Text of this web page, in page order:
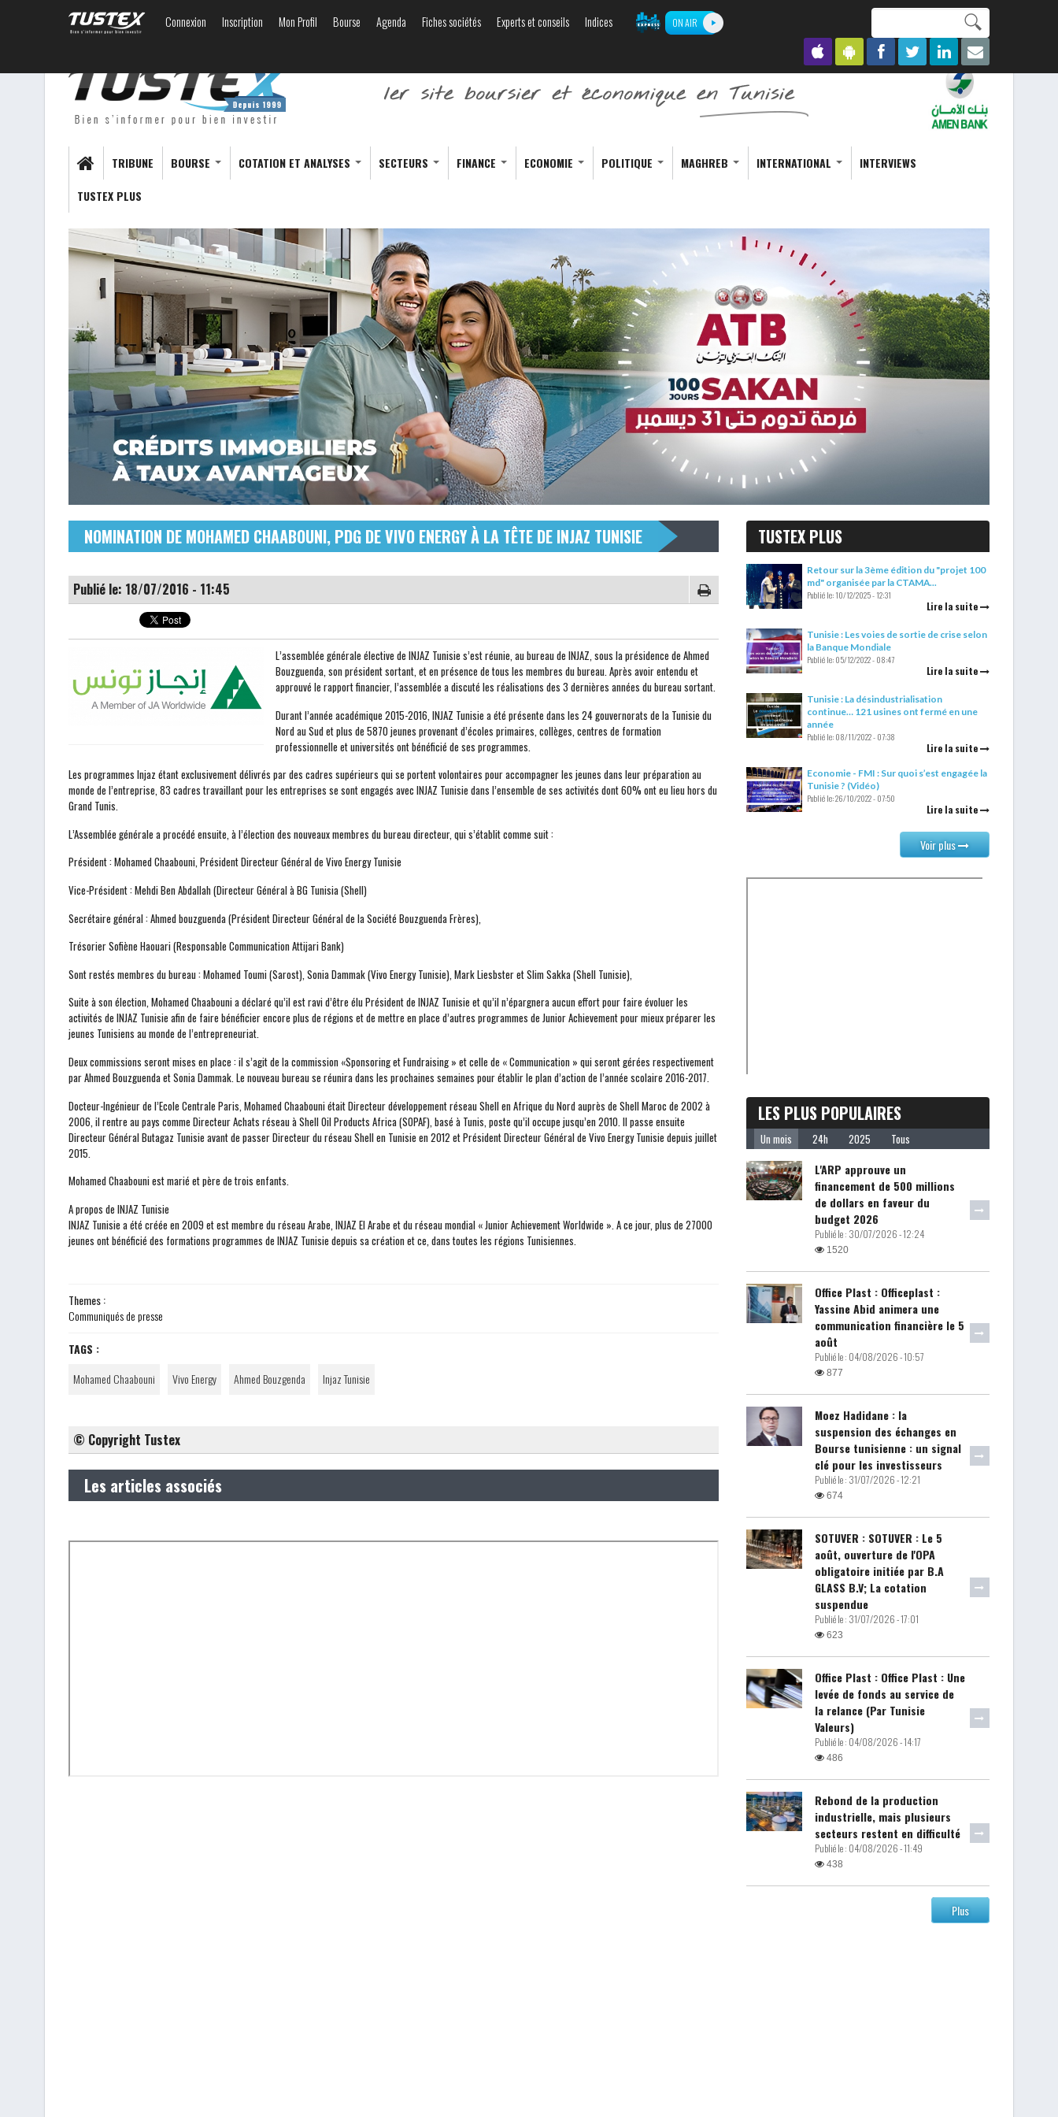
contenu
principal
Connexion Inscription Mon Profil Bourse Agenda Fiches sociétés Experts et conseils Indices ON AIR
recherche
TRIBUNE BOURSE COTATION ET ANALYSES SECTEURS FINANCE ECONOMIE POLITIQUE MAGHREB INTERNATIONAL
INTERVIEWS
TUSTEX PLUS
NOMINATION DE MOHAMED CHAABOUNI, PDG DE VIVO ENERGY À LA TÊTE DE INJAZ TUNISIE
Publié le: 18/07/2016 - 11:45
L’assemblée générale élective de INJAZ Tunisie s’est réunie, au bureau de INJAZ, sous la présidence de Ahmed
Bouzguenda, son président sortant, et en présence de tous les membres du bureau.Après avoir entendu et
approuvé le rapport financier, l’assemblée a discuté les réalisations des 3 dernières années du bureau sortant.
Durant l’année académique 2015-2016, INJAZ Tunisie a été présente dans les 24 gouvernorats de la Tunisie du
Nord au Sud et plus de 5870 jeunes provenant d’écoles primaires, collèges, centres de formation
professionnelle et universités ont bénéficié de ses programmes.
Les programmes Injaz étant exclusivement délivrés par des cadres supérieurs qui se portent volontaires pour accompagner les jeunes dans leur préparation au
monde de l’entreprise, 83 cadres travaillant pour les entreprises se sont engagés avec INJAZ Tunisie dans l’ensemble de ses activités dont 60% ont eu lieu hors du
Grand Tunis.
L’Assemblée générale a procédé ensuite, à l’élection des nouveaux membres du bureau directeur, qui s’établit comme suit :
Président : Mohamed Chaabouni, Président Directeur Général de Vivo Energy Tunisie
Vice-Président : Mehdi Ben Abdallah (Directeur Général à BG Tunisia (Shell)
Secrétaire général : Ahmed bouzguenda (Président Directeur Général de la Société Bouzguenda Frères),
Trésorier Sofiène Haouari (Responsable Communication Attijari Bank)
Sont restés membres du bureau : Mohamed Toumi (Sarost), Sonia Dammak (Vivo Energy Tunisie), Mark Liesbster et Slim Sakka (Shell Tunisie),
Suite à son élection, Mohamed Chaabouni a déclaré qu’il est ravi d’être élu Président de INJAZ Tunisie et qu’il n’épargnera aucun effort pour faire évoluer les
activités de INJAZ Tunisie afin de faire bénéficier encore plus de régions et de mettre en place d’autres programmes de Junior Achievement pour mieux préparer les
jeunes Tunisiens au monde de l’entrepreneuriat.
Deux commissions seront mises en place : il s’agit de la commission «Sponsoring et Fundraising » et celle de « Communication » qui seront gérées respectivement
par Ahmed Bouzguenda et Sonia Dammak. Le nouveau bureau se réunira dans les prochaines semaines pour établir le plan d’action de l’année scolaire 2016-2017.
Docteur-Ingénieur de l’Ecole Centrale Paris, Mohamed Chaabouni était Directeur développement réseau Shell en Afrique du Nord auprès de Shell Maroc de 2002 à
2006, il rentre au pays comme Directeur Achats réseau à Shell Oil Products Africa (SOPAF), basé à Tunis, poste qu’il occupe jusqu’en 2010. Il passe ensuite
Directeur Général Butagaz Tunisie avant de passer Directeur du réseau Shell en Tunisie en 2012 et Président Directeur Général de Vivo Energy Tunisie depuis juillet
2015.
Mohamed Chaabouni est marié et père de trois enfants.
A propos de INJAZ Tunisie
INJAZ Tunisie a été créée en 2009 et est membre du réseau Arabe, INJAZ El Arabe et du réseau mondial « Junior Achievement Worldwide ». A ce jour, plus de 27000
jeunes ont bénéficié des formations programmes de INJAZ Tunisie depuis sa création et ce, dans toutes les régions Tunisiennes.
Themes :
Communiqués de presse
TAGS :
Mohamed Chaabouni
Vivo Energy Ahmed Bouzgenda Injaz Tunisie
© Copyright Tustex
Les articles associés
TUSTEX PLUS
Retour sur la 3ème édition du "projet 100
md" organisée par la CTAMA...
Publié le:10/12/2025 - 12:31
Lire la suite
Tunisie : Les voies de sortie de crise selon
la Banque Mondiale
Publié le:05/12/2022 - 08:47
Lire la suite
Tunisie : La désindustrialisation
continue… 121 usines ont fermé en une
année
Publié le:08/11/2022 - 07:38
Lire la suite
Economie - FMI : Sur quoi s’est engagée la
Tunisie ? (Vidéo)
Publié le:26/10/2022 - 07:50
Lire la suite
Voir plus
LES PLUS POPULAIRES
Un mois 24h 2025 Tous
L'ARP approuve un
financement de 500 millions
de dollars en faveur du
budget 2026
Publié le : 30/07/2026 - 12:24
1520
Office Plast : Officeplast :
Yassine Abid animera une
communication financière le 5
août
Publié le : 04/08/2026 - 10:57
877
Moez Hadidane : la
suspension des échanges en
Bourse tunisienne : un signal
clé pour les investisseurs
Publié le : 31/07/2026 - 12:21
674
SOTUVER : SOTUVER : Le 5
août, ouverture de l'OPA
obligatoire initiée par B.A
GLASS B.V; La cotation
suspendue
Publié le : 31/07/2026 - 17:01
623
Office Plast : Office Plast : Une
levée de fonds au service de
la relance (Par Tunisie
Valeurs)
Publié le : 04/08/2026 - 14:17
486
Rebond de la production
industrielle, mais plusieurs
secteurs restent en difficulté
Publié le : 04/08/2026 - 11:49
438
Plus